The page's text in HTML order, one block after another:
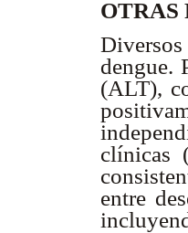
OTRAS
dengue.
(ALT),
clínicas
entre